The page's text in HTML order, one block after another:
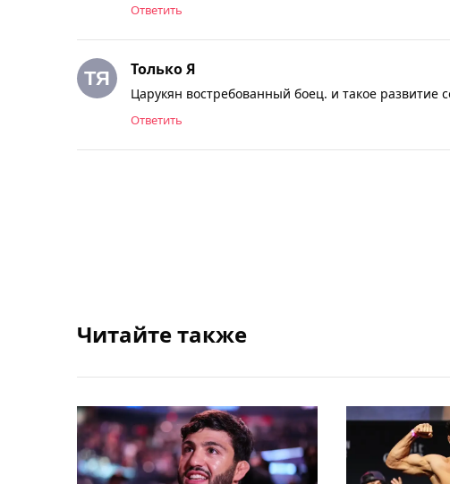
Ответить
Только Я
Царукян востребованный боец. и такое развитие
Ответить
Читайте также